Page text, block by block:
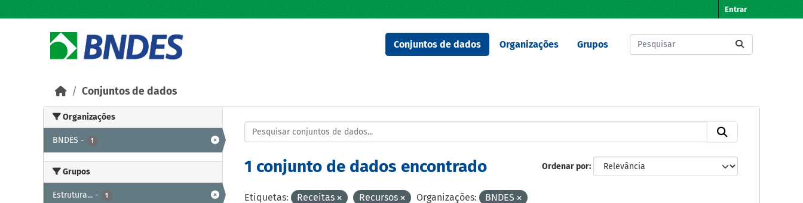
Entrar
Conjuntos de dados Organizações Grupos
Conjuntos de dados
Organizações
BNDES - 1
Grupos
Estrutura... - 1
Ordenar por
1 conjunto de dados encontrado
Etiquetas: Receitas Recursos Organizações:
BNDES